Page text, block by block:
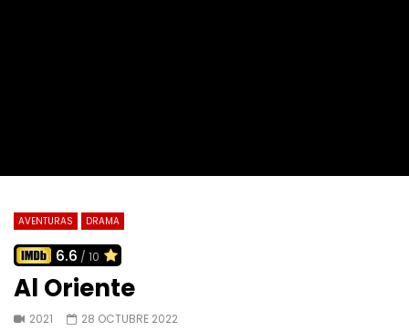
AVENTURAS DRAMA
6.6 / 10
Al Oriente
2021 28 OCTUBRE 2022